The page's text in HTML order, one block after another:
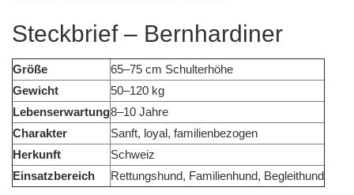
Steckbrief – Bernhardiner
Größe
65–75 cm Schulterhöhe
Gewicht
50–120 kg
Lebenserwartung8–10 Jahre
Charakter
Sanft, loyal, familienbezogen
Herkunft
Schweiz
Einsatzbereich
Rettungshund, Familienhund, Begleithund